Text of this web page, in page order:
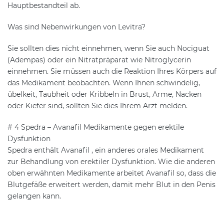
Hauptbestandteil ab.
Was sind Nebenwirkungen von Levitra?
Sie sollten dies nicht einnehmen, wenn Sie auch Nociguat
(Adempas) oder ein Nitratpräparat wie Nitroglycerin
einnehmen. Sie müssen auch die Reaktion Ihres Körpers auf
das Medikament beobachten. Wenn Ihnen schwindelig,
übelkeit, Taubheit oder Kribbeln in Brust, Arme, Nacken
oder Kiefer sind, sollten Sie dies Ihrem Arzt melden.
# 4 Spedra – Avanafil Medikamente gegen erektile
Dysfunktion
Spedra enthält Avanafil , ein anderes orales Medikament
zur Behandlung von erektiler Dysfunktion. Wie die anderen
oben erwähnten Medikamente arbeitet Avanafil so, dass die
Blutgefäße erweitert werden, damit mehr Blut in den Penis
gelangen kann.